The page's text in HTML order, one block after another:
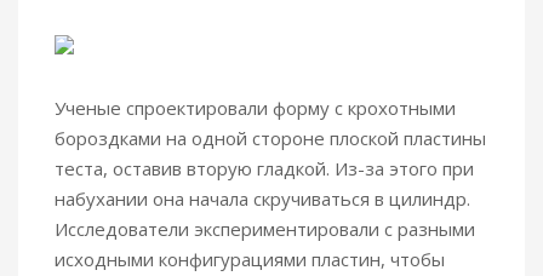
Ученые спроектировали форму с крохотными
бороздками на одной стороне плоской пластины
теста, оставив вторую гладкой. Из-за этого при
набухании она начала скручиваться в цилиндр.
Исследователи экспериментировали с разными
исходными конфигурациями пластин, чтобы